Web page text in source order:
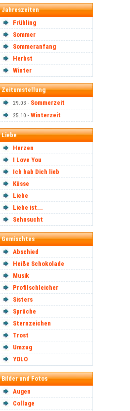
Jahreszeiten
Frühling
Sommer
Sommeranfang
Herbst
Winter
Zeitumstellung
29.03 - Sommerzeit
25.10 - Winterzeit
Liebe
Herzen
I Love You
Ich hab Dich lieb
Küsse
Liebe
Liebe ist...
Sehnsucht
Gemischtes
Abschied
Heiße Schokolade
Musik
Profilschleicher
Sisters
Sprüche
Sternzeichen
Trost
Umzug
YOLO
Bilder und Fotos
Augen
Collage